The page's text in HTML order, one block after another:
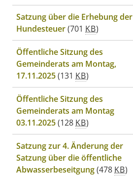
Satzung über die Erhebung der
Hundesteuer(701 KB)
Öffentliche Sitzung des
Gemeinderats am Montag,
17.11.2025(131 KB)
Öffentliche Sitzung des
Gemeinderats am Montag
03.11.2025(128KB)
Satzung zur 4. Änderung der
Satzung über die öffentliche
Abwasserbeseitgung(478KB)